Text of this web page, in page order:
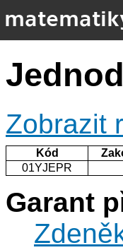
Zobrazit
Kód
01YJEPR
Garant